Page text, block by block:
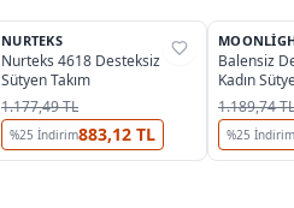
%31
NURTEKS
Nurteks 4618 Desteksiz
Sütyen Takım
1.177,49 TL
%25 İndirim883,12 TL
%29
Balensiz
Kadın
Moonlight
1.189,74 TL
%25 İndirim